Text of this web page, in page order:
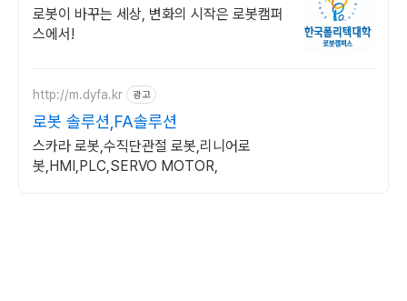
의 로봇특성화 대학
로봇이 바꾸는 세상, 변화의 시작은 로봇캠퍼
스에서!
http://m.dyfa.kr 광고
로봇 솔루션,FA솔루션
스카라 로봇,수직단관절 로봇,리니어로
봇,HMI,PLC,SERVO MOTOR,